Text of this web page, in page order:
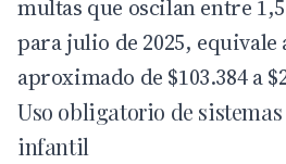
multas que oscilan entre
para julio de 2025, equivale
aproximado de $103.384 a
Uso obligatorio de
infantil